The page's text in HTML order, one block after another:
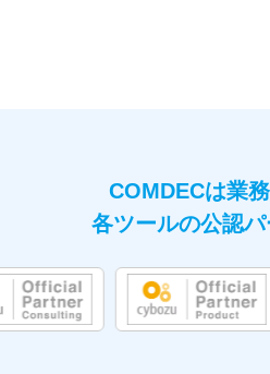
COMDECは業
各ツールの公認